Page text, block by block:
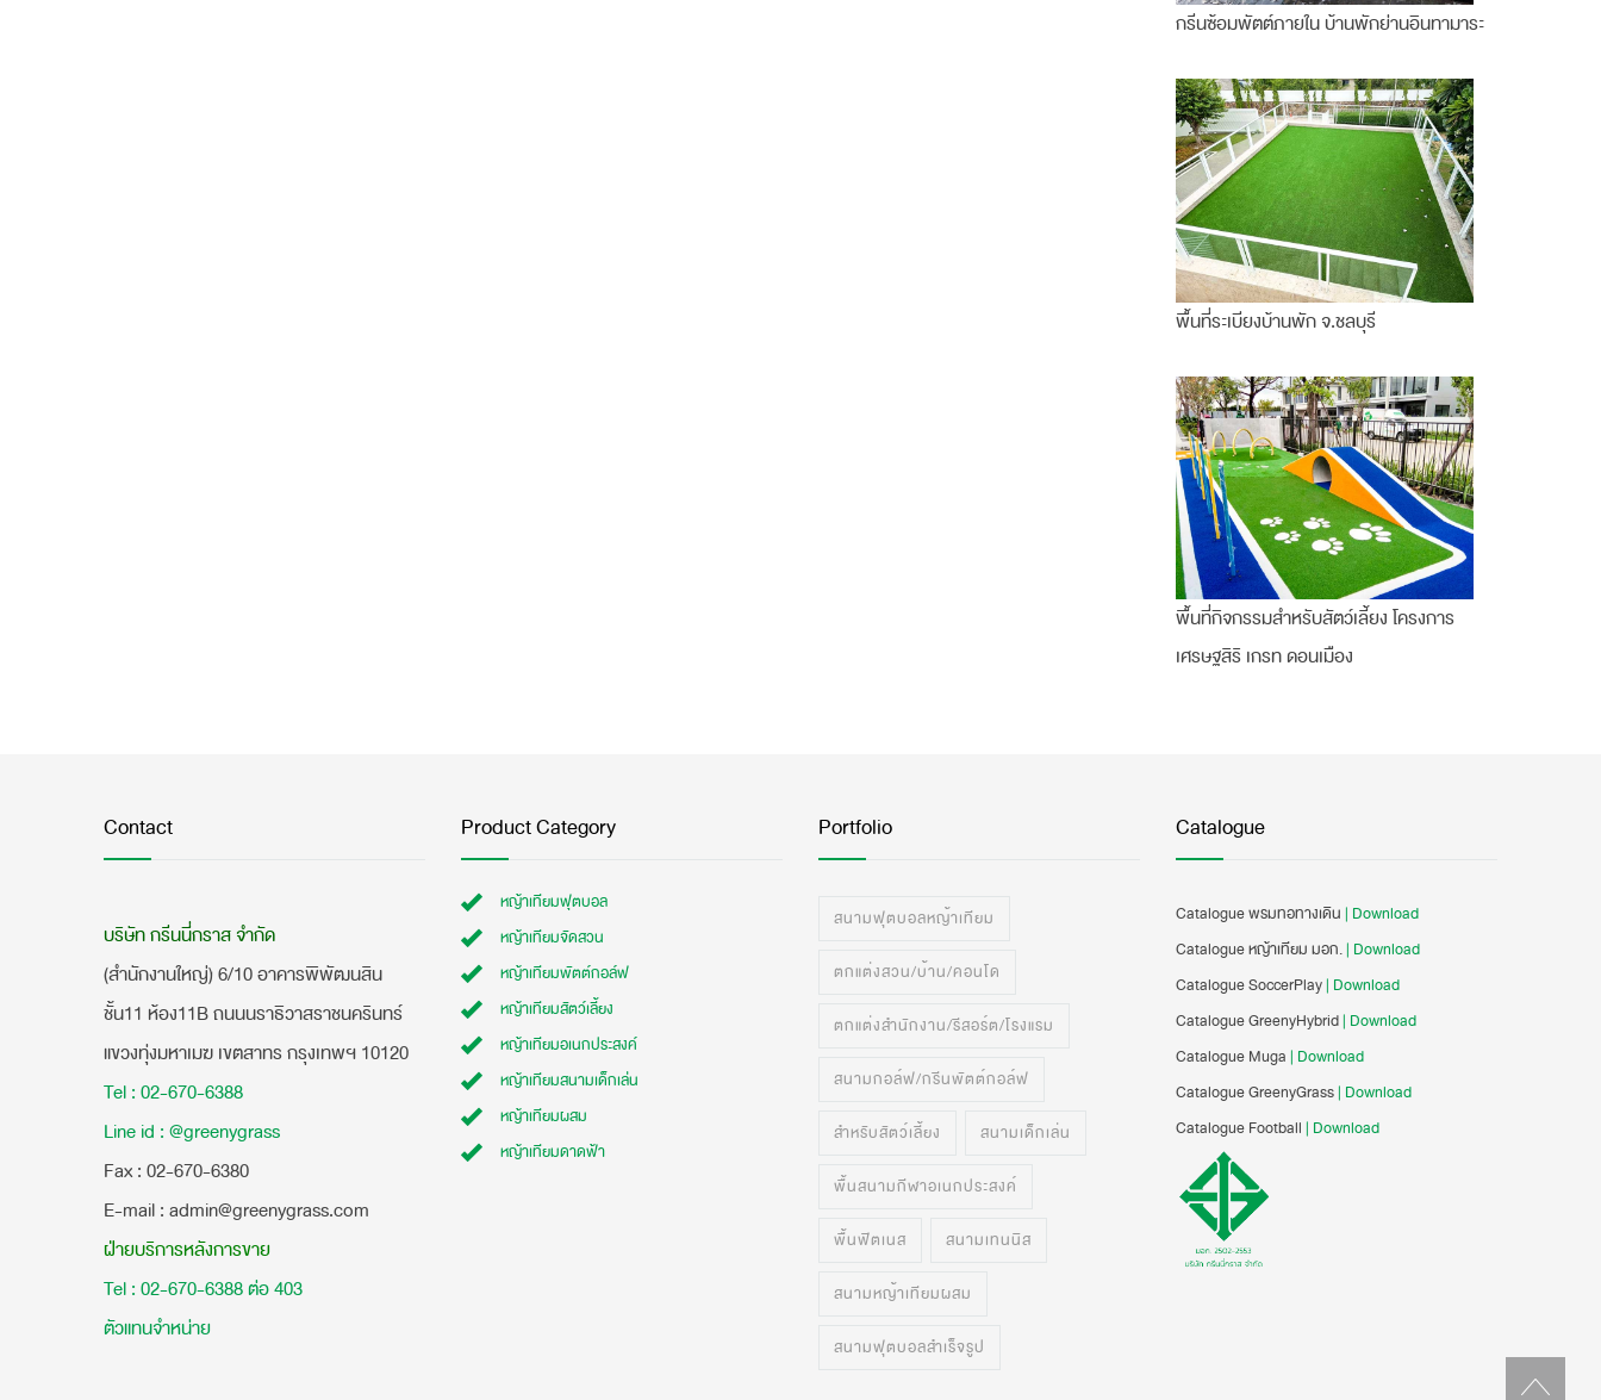
กรีนซ้อมพัตต์ภายใน บ้านพักย่านอินทามาระ
พื้นที่ระเบียงบ้านพัก จ.ชลบุรี
พื้นที่กิจกรรมสำหรับสัตว์เลี้ยง โครงการ
เศรษฐสิริ เกรท ดอนเมือง
Contact
บริษัท กรีนนี่กราส จำกัด
(สำนักงานใหญ่) 6/10 อาคารพิพัฒนสิน
ชั้น11 ห้อง11B ถนนนราธิวาสราชนครินทร์
แขวงทุ่งมหาเมฆ เขตสาทร กรุงเทพฯ 10120
Tel : 02-670-6388
Line id : @greenygrass
​Fax : 02-670-6380
E-mail : admin@greenygrass.com
ฝ่ายบริการหลังการขาย
Tel : 02-670-6388 ต่อ 403
ตัวแทนจำหน่าย
Product Category
หญ้าเทียมฟุตบอล
หญ้าเทียมจัดสวน
หญ้าเทียมพัตต์กอล์ฟ
หญ้าเทียมสัตว์เลี้ยง
หญ้าเทียมอเนกประสงค์
หญ้าเทียมสนามเด็กเล่น
หญ้าเทียมผสม
หญ้าเทียมดาดฟ้า
Portfolio
สนามฟุตบอลหญ้าเทียม
ตกแต่งสวน/บ้าน/คอนโด
ตกแต่งสำนักงาน/รีสอร์ต/โรงแรม
สนามกอล์ฟ/กรีนพัตต์กอล์ฟ
สำหรับสัตว์เลี้ยง สนามเด็กเล่น
พื้นสนามกีฬาอเนกประสงค์
พื้นฟิตเนส สนามเทนนิส
สนามหญ้าเทียมผสม
สนามฟุตบอลสำเร็จรูป
Catalogue
Catalogue พรมทอทางเดิน | Download
Catalogue หญ้าเทียม มอก.| Download
Catalogue SoccerPlay| Download
Catalogue GreenyHybrid| Download
Catalogue Muga | Download
Catalogue GreenyGrass| Download
Catalogue Football | Download